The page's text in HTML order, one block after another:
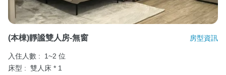
(本棟)靜謐雙人房-無窗 房型資訊
入住人數 :
1~2 位
床型 : 雙人床 * 1